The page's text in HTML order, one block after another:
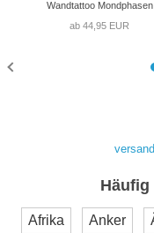
Wandtattoo Mondphasen
ab 44,95 EUR
Häufig
Afrika Anker